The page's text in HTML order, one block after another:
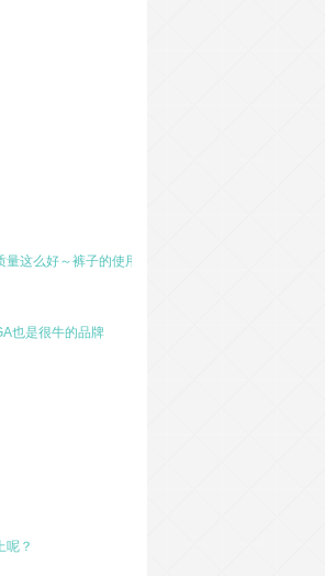
这么好～裤子的使用率高吗？
也是很牛的品牌
呢？